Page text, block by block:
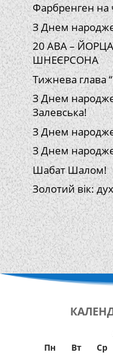
Фарбренген на
З Днем
20 АВА –
ШНЕЄРСОНА
Тижнева глава
З Днем
Залевська!
З Днем
З Днем
Шабат Шалом!
Золотий вік:
Пн Вт Ср